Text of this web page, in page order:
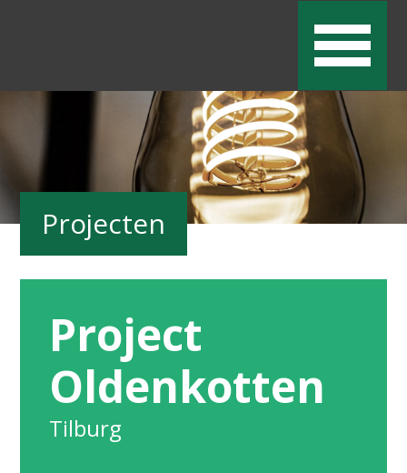
Projecten
Project
Oldenkotten
Tilburg